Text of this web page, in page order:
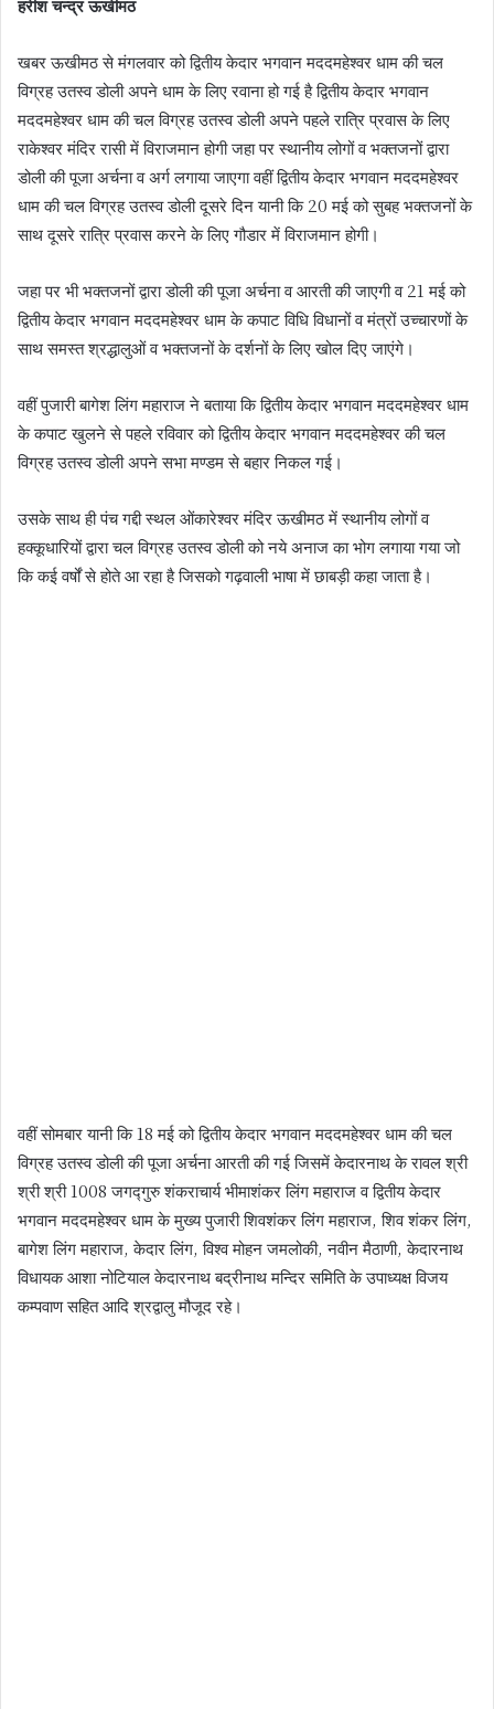
हरीश चन्द्र ऊखीमठ
खबर ऊखीमठ से मंगलवार को द्वितीय केदार भगवान मददमहेश्वर धाम की चल
विग्रह उतस्व डोली अपने धाम के लिए रवाना हो गई है द्वितीय केदार भगवान
मददमहेश्वर धाम की चल विग्रह उतस्व डोली अपने पहले रात्रि प्रवास के लिए
राकेश्वर मंदिर रासी में विराजमान होगी जहा पर स्थानीय लोगों व भक्तजनों द्वारा
डोली की पूजा अर्चना व अर्ग लगाया जाएगा वहीं द्वितीय केदार भगवान मददमहेश्वर
धाम की चल विग्रह उतस्व डोली दूसरे दिन यानी कि 20 मई को सुबह भक्तजनों के
साथ दूसरे रात्रि प्रवास करने के लिए गौडार में विराजमान होगी।
जहा पर भी भक्तजनों द्वारा डोली की पूजा अर्चना व आरती की जाएगी व 21 मई को
द्वितीय केदार भगवान मददमहेश्वर धाम के कपाट विधि विधानों व मंत्रों उच्चारणों के
साथ समस्त श्रद्धालुओं व भक्तजनों के दर्शनों के लिए खोल दिए जाएंगे।
वहीं पुजारी बागेश लिंग महाराज ने बताया कि द्वितीय केदार भगवान मददमहेश्वर धाम
के कपाट खुलने से पहले रविवार को द्वितीय केदार भगवान मददमहेश्वर की चल
विग्रह उतस्व डोली अपने सभा मण्डम से बहार निकल गई।
उसके साथ ही पंच गद्दी स्थल ओंकारेश्वर मंदिर ऊखीमठ में स्थानीय लोगों व
हक्कूधारियों द्वारा चल विग्रह उतस्व डोली को नये अनाज का भोग लगाया गया जो
कि कई वर्षों से होते आ रहा है जिसको गढ़वाली भाषा में छाबड़ी कहा जाता है।
वहीं सोमबार यानी कि 18 मई को द्वितीय केदार भगवान मददमहेश्वर धाम की चल
विग्रह उतस्व डोली की पूजा अर्चना आरती की गई जिसमें केदारनाथ के रावल श्री
श्री श्री 1008 जगद्गुरु शंकराचार्य भीमाशंकर लिंग महाराज व द्वितीय केदार
भगवान मददमहेश्वर धाम के मुख्य पुजारी शिवशंकर लिंग महाराज, शिव शंकर लिंग,
बागेश लिंग महाराज, केदार लिंग, विश्व मोहन जमलोकी, नवीन मैठाणी, केदारनाथ
विधायक आशा नोटियाल केदारनाथ बद्रीनाथ मन्दिर समिति के उपाध्यक्ष विजय
कम्पवाण सहित आदि श्रद्वालु मौजूद रहे।